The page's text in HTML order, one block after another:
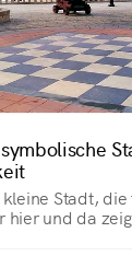
kleine Stadt,
und da